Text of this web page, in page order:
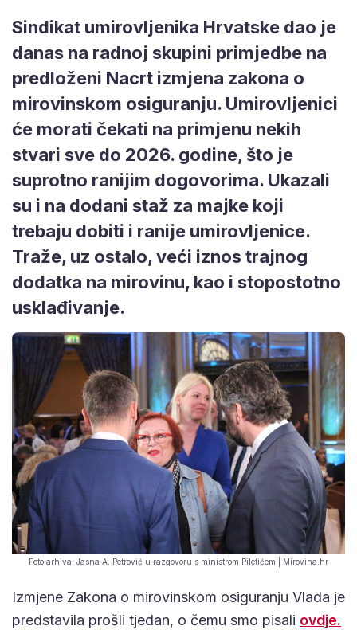
Sindikat umirovljenika Hrvatske dao je
danas na radnoj skupini primjedbe na
predloženi Nacrt izmjena zakona o
mirovinskom osiguranju. Umirovljenici
će morati čekati na primjenu nekih
stvari sve do 2026. godine, što je
suprotno ranijim dogovorima. Ukazali
su i na dodani staž za majke koji
trebaju dobiti i ranije umirovljenice.
Traže, uz ostalo, veći iznos trajnog
dodatka na mirovinu, kao i stopostotno
usklađivanje.
Foto arhiva: Jasna A. Petrović u razgovoru s ministrom Piletićem | Mirovina.hr
Izmjene Zakona o mirovinskom osiguranju Vlada je
predstavila prošli tjedan, o čemu smo pisali ovdje.